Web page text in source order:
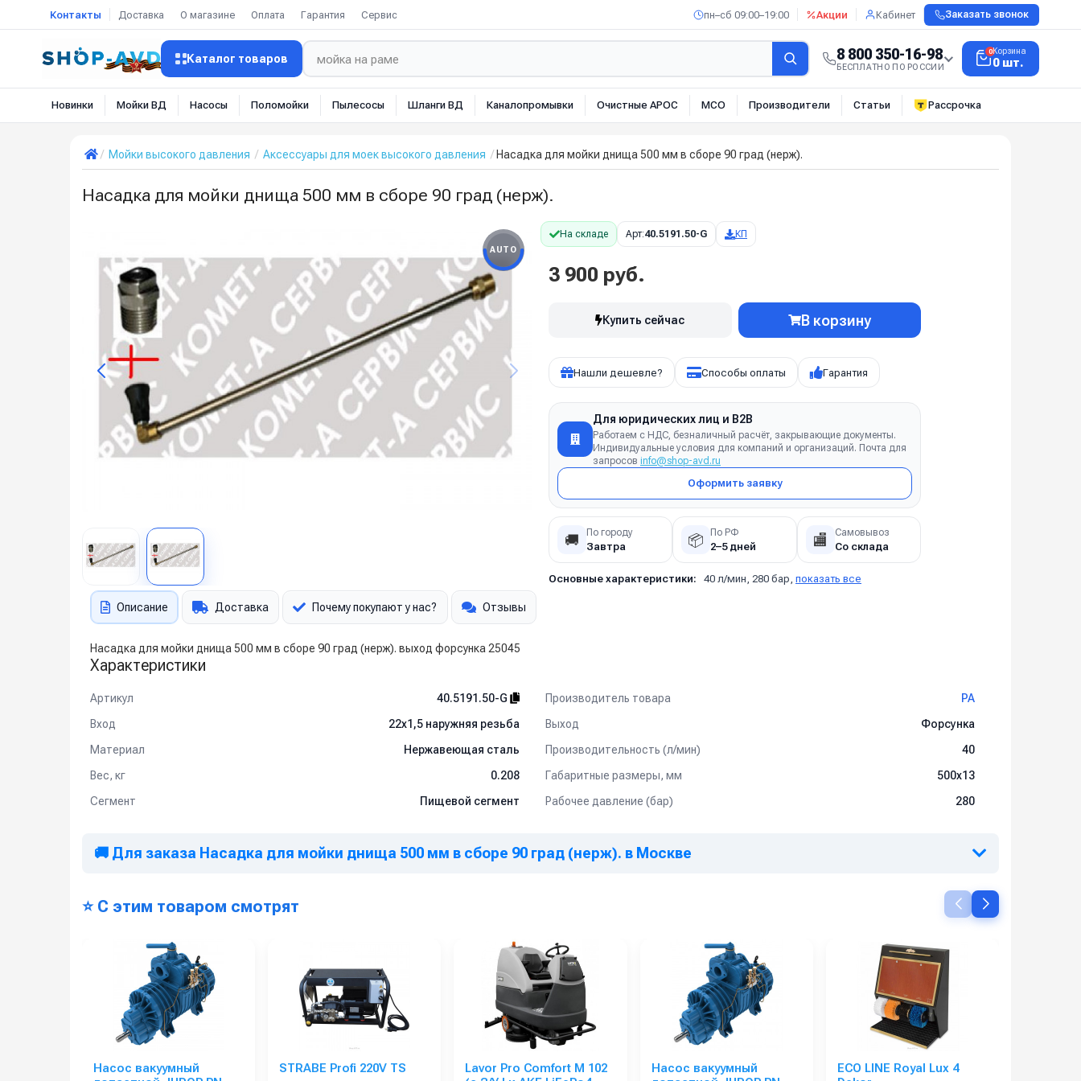
Контакты Доставка О магазине Оплата Гарантия Сервис пн–сб 09:00–19:00 Акции Кабинет Заказать звонок
Каталог товаров 8 800 350-16-98
БЕСПЛАТНО ПО РОССИИ
0Корзина
0 шт.
Новинки Мойки ВД Насосы Поломойки Пылесосы Шланги ВД Каналопромывки Очистные АРОС МСО Производители Статьи Рассрочка
Мойки высокого давления Аксессуары для моек высокого давления Насадка для мойки днища 500 мм в сборе 90 град (нерж).
Насадка для мойки днища 500 мм в сборе 90 град (нерж).
AUTO
На складе Арт:40.5191.50-G КП
3 900 руб.
Купить сейчас В корзину
Нашли дешевле? Способы оплаты Гарантия
Для юридических лиц и B2B
Работаем с НДС, безналичный расчёт, закрывающие документы.
Индивидуальные условия для компаний и организаций. Почта для
запросов info@shop-avd.ru
Оформить заявку
🚚 По городу
Завтра 📦 По РФ
2–5 дней 🏬 Самовывоз
Со склада
Основные характеристики: 40 л/мин, 280 бар, показать все
Описание Доставка Почему покупают у нас? Отзывы
Насадка для мойки днища 500 мм в сборе 90 град (нерж). выход форсунка 25045
Характеристики
Артикул 40.5191.50-G Производитель товара
PA
Вход
22х1,5 наружняя резьба Выход
Форсунка
Материал
Нержавеющая сталь Производительность (л/мин)
40
Вес, кг
0.208 Габаритные размеры, мм
500x13
Сегмент
Пищевой сегмент Рабочее давление (бар) 280
🚚 Для заказа Насадка для мойки днища 500 мм в сборе 90 град (нерж). в Москве
⭐ С этим товаром смотрят
Насос вакуумный
STRABE Profi 220V TS
Lavor Pro Comfort M 102
Насос вакуумный
ECO LINE Royal Lux 4